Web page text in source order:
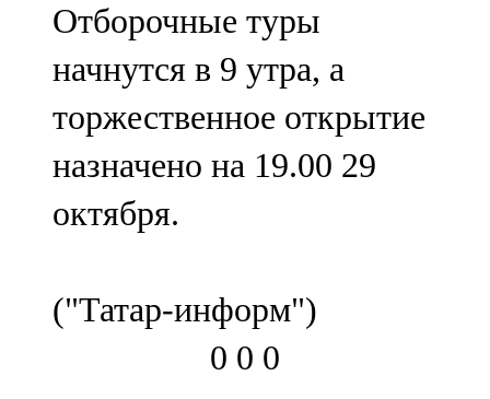
102,3 FM
Яңа чишмә
107,0 FM
Яр Чаллы
105,5 FM
Отборочные туры
начнутся в 9 утра, а
торжественное открытие
назначено на 19.00 29
октября.
("Татар-информ")
0 0 0